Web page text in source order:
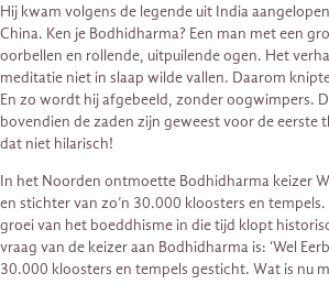
Hij kwam volgens de legende uit India
China. Ken je Bodhidharma? Een man met een
oorbellen en rollende, uitpuilende ogen. Het
meditatie niet in slaap wilde vallen. Daarom
En zo wordt hij afgebeeld, zonder oogwimpers.
bovendien de zaden zijn geweest voor de eerste
dat niet hilarisch!
In het Noorden ontmoette Bodhidharma keizer
en stichter van zo’n 30.000 kloosters en
groei van het boeddhisme in die tijd klopt
vraag van de keizer aan Bodhidharma is: ‘Wel
30.000 kloosters en tempels gesticht. Wat is nu